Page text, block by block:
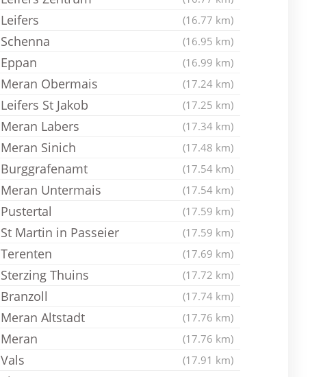
Leifers (16.77 km)
Schenna (16.95 km)
Eppan (16.99 km)
Meran Obermais (17.24 km)
Leifers St Jakob (17.25 km)
Meran Labers (17.34 km)
Meran Sinich (17.48 km)
Burggrafenamt (17.54 km)
Meran Untermais (17.54 km)
Pustertal (17.59 km)
St Martin in Passeier (17.59 km)
Terenten (17.69 km)
Sterzing Thuins (17.72 km)
Branzoll (17.74 km)
Meran Altstadt (17.76 km)
Meran (17.76 km)
Vals (17.91 km)